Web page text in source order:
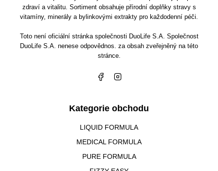
zdraví a vitalitu. Sortiment obsahuje přírodní doplňky stravy s
vitamíny, minerály a bylinkovými extrakty pro každodenní péči.
Toto není oficiální stránka společnosti DuoLife S.A. Společnost
DuoLife S.A. nenese odpovědnos. za obsah zveřejněný na této
stránce.
Kategorie obchodu
LIQUID FORMULA
MEDICAL FORMULA
PURE FORMULA